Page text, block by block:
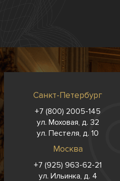
Санкт-Петербург
+7 (800) 2005-145
ул. Моховая, д. 32
ул. Пестеля, д. 10
Москва
+7 (925) 963-62-21
ул. Ильинка, д. 4